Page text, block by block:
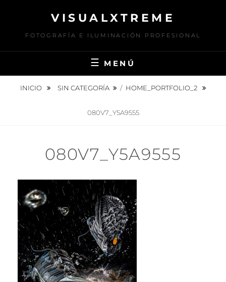
contenido
VISUALXTREME
FOTOGRAFÍA E ILUMINACIÓN PROFESIONAL
MENÚ
INICIO SIN CATEGORÍA / HOME_PORTFOLIO_2
080V7_Y5A9555
080V7_Y5A9555